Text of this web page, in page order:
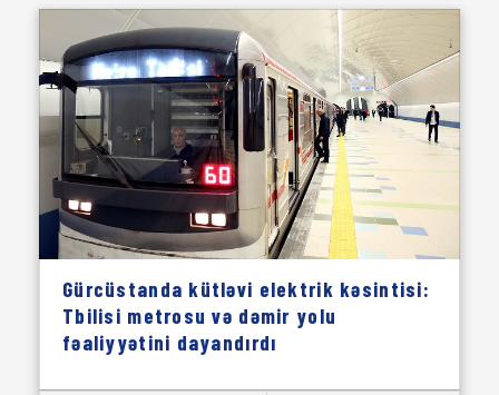
Gürcüstanda kütləvi elektrik kəsintisi:
Tbilisi metrosu və dəmir yolu
fəaliyyətini dayandırdı